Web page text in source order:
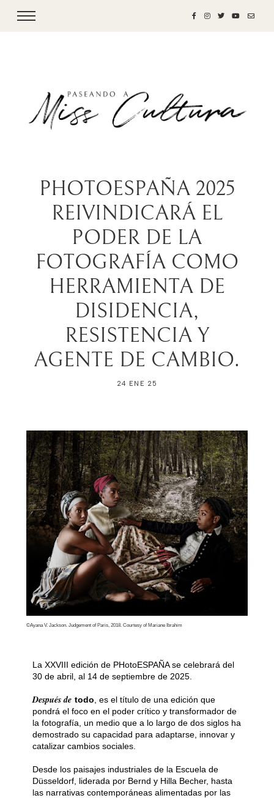
PHOTOESPAÑA 2025
REIVINDICARÁ EL
PODER DE LA
FOTOGRAFÍA COMO
HERRAMIENTA DE
DISIDENCIA,
RESISTENCIA Y
AGENTE DE CAMBIO.
24 ENE 25
©Ayana V. Jackson. Judgement of Paris, 2018. Courtesy of Mariane Ibrahim
La XXVIII edición de PHotoESPAÑA se celebrará del
30 de abril, al 14 de septiembre de 2025.
Después de todo , es el título de una edición que
pondrá el foco en el poder crítico y transformador de
la fotografía, un medio que a lo largo de dos siglos ha
demostrado su capacidad para adaptarse, innovar y
catalizar cambios sociales.
Desde los paisajes industriales de la Escuela de
Düsseldorf, liderada por Bernd y Hilla Becher, hasta
las narrativas contemporáneas alimentadas por las